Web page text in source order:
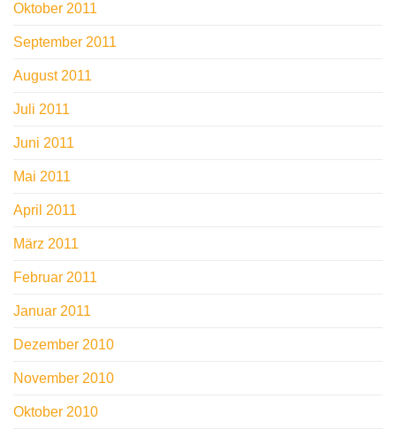
Oktober 2011
September 2011
August 2011
Juli 2011
Juni 2011
Mai 2011
April 2011
März 2011
Februar 2011
Januar 2011
Dezember 2010
November 2010
Oktober 2010